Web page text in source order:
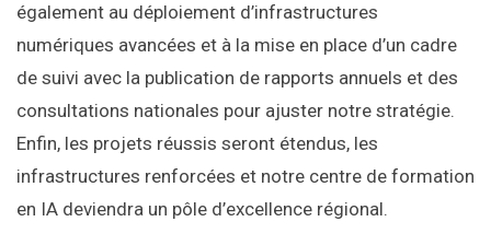
également au déploiement d’infrastructures
numériques avancées et à la mise en place d’un cadre
de suivi avec la publication de rapports annuels et des
consultations nationales pour ajuster notre stratégie.
Enfin, les projets réussis seront étendus, les
infrastructures renforcées et notre centre de formation
en IA deviendra un pôle d’excellence régional.